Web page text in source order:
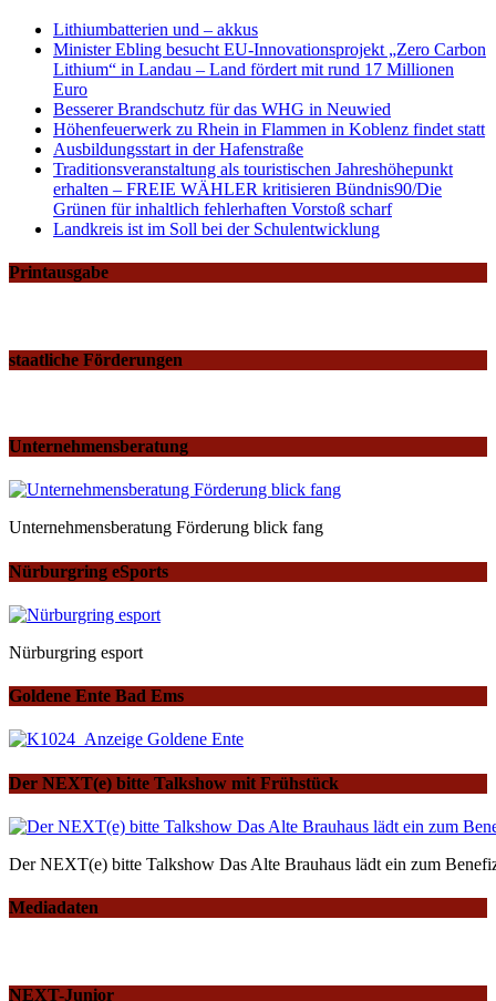
Lithiumbatterien und – akkus
Minister Ebling besucht EU-Innovationsprojekt „Zero Carbon
Lithium“ in Landau – Land fördert mit rund 17 Millionen
Euro
Besserer Brandschutz für das WHG in Neuwied
Höhenfeuerwerk zu Rhein in Flammen in Koblenz findet statt
Ausbildungsstart in der Hafenstraße
Traditionsveranstaltung als touristischen Jahreshöhepunkt
erhalten – FREIE WÄHLER kritisieren Bündnis90/Die
Grünen für inhaltlich fehlerhaften Vorstoß scharf
Landkreis ist im Soll bei der Schulentwicklung
Printausgabe
staatliche Förderungen
Unternehmensberatung
Unternehmensberatung Förderung blick fang
Nürburgring eSports
Nürburgring esport
Goldene Ente Bad Ems
Der NEXT(e) bitte Talkshow mit Frühstück
Der NEXT(e) bitte Talkshow Das Alte Brauhaus lädt ein zum
Mediadaten
NEXT-Junior